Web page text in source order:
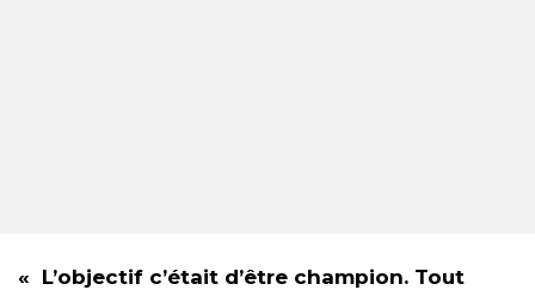
« L’objectif c’était d’être champion. Tout